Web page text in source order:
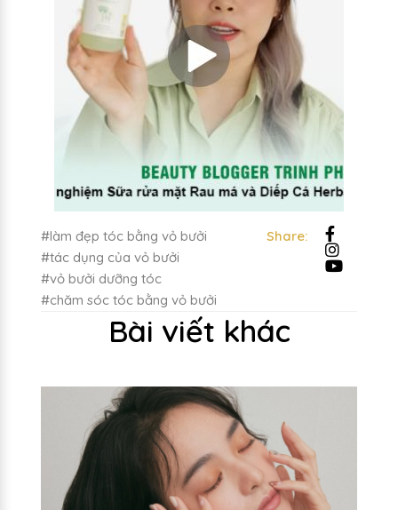
#làm đẹp tóc bằng vỏ bưởi
#tác dụng của vỏ bưởi
#vỏ bưởi dưỡng tóc
#chăm sóc tóc bằng vỏ bưởi
Share:
Bài viết khác